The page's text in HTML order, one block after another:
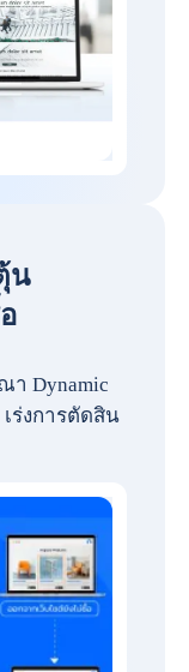
น
า Dynamic
ร่งการตัดสิน